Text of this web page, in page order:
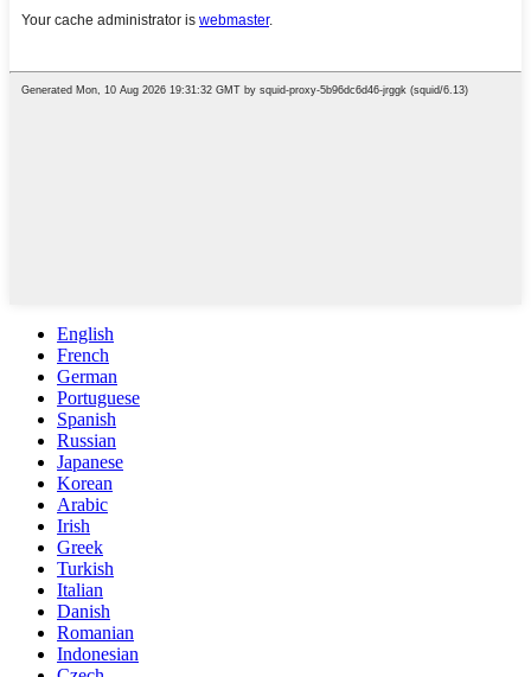
English
French
German
Portuguese
Spanish
Russian
Japanese
Korean
Arabic
Irish
Greek
Turkish
Italian
Danish
Romanian
Indonesian